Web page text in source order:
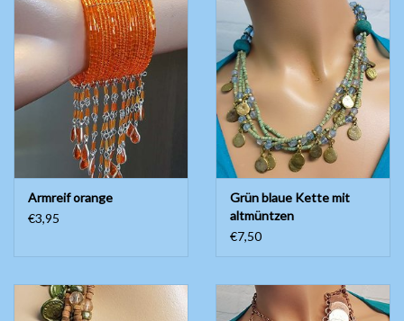
Armreif orange
€3,95
Grün blaue Kette mit
altmüntzen
€7,50